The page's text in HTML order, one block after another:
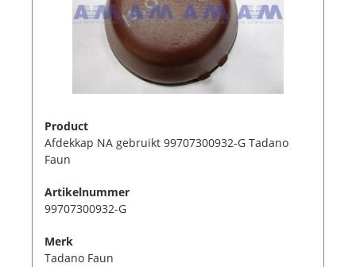
Product
Afdekkap NA gebruikt 99707300932-G Tadano
Faun
Artikelnummer
99707300932-G
Merk
Tadano Faun